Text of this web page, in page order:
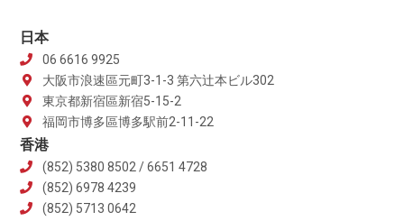
日本
06 6616 9925
大阪市浪速區元町3-1-3 第六辻本ビル302
東京都新宿區新宿5-15-2
福岡市博多區博多駅前2-11-22
香港
(852) 5380 8502 / 6651 4728
(852) 6978 4239
(852) 5713 0642